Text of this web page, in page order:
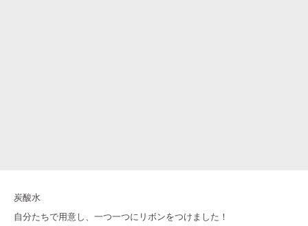
炭酸水
自分たちで用意し、一つ一つにリボンをつけました！